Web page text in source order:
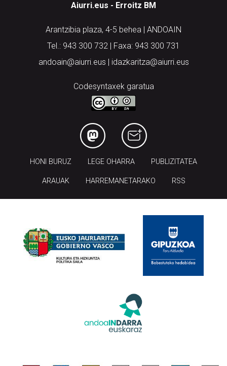
Aiurri.eus - Erroitz BM
Arantzibia plaza, 4-5 behea | ANDOAIN
Tel.: 943 300 732 | Faxa: 943 300 731
andoain@aiurri.eus | idazkaritza@aiurri.eus
Codesyntaxek garatua
HONI BURUZ LEGE OHARRA PUBLIZITATEA
ARAUAK HARREMANETARAKO RSS